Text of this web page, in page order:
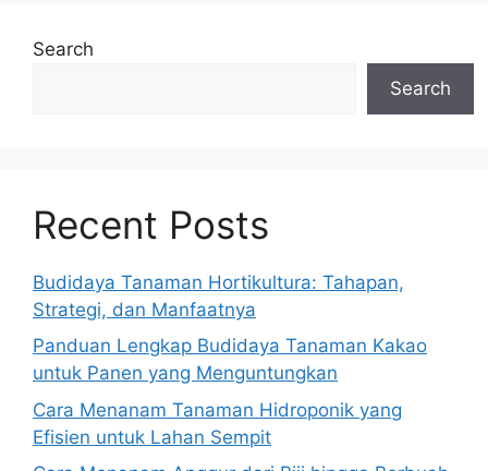
Search
Search
Recent Posts
Budidaya Tanaman Hortikultura: Tahapan,
Strategi, dan Manfaatnya
Panduan Lengkap Budidaya Tanaman Kakao
untuk Panen yang Menguntungkan
Cara Menanam Tanaman Hidroponik yang
Efisien untuk Lahan Sempit